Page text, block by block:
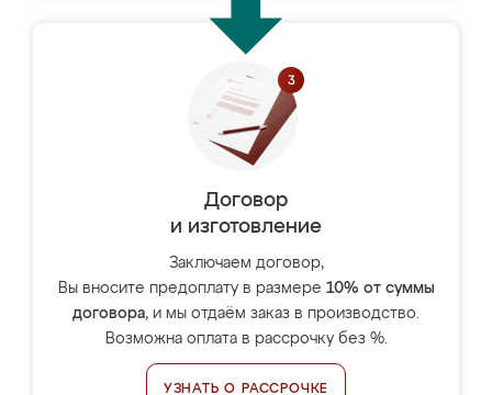
Договор
и изготовление
Заключаем договор,
Вы вносите предоплату в размере 10% от суммы
договора, и мы отдаём заказ в производство.
Возможна оплата в рассрочку без %.
УЗНАТЬ О РАССРОЧКЕ